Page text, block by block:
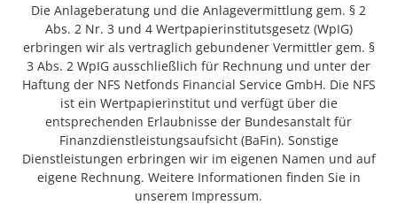
Die Anlageberatung und die Anlagevermittlung gem. § 2
Abs. 2 Nr. 3 und 4 Wertpapierinstitutsgesetz (WpIG)
erbringen wir als vertraglich gebundener Vermittler gem. §
3 Abs. 2 WpIG ausschließlich für Rechnung und unter der
Haftung der NFS Netfonds Financial Service GmbH. Die NFS
ist ein Wertpapierinstitut und verfügt über die
entsprechenden Erlaubnisse der Bundesanstalt für
Finanzdienstleistungsaufsicht (BaFin). Sonstige
Dienstleistungen erbringen wir im eigenen Namen und auf
eigene Rechnung. Weitere Informationen finden Sie in
unserem Impressum.